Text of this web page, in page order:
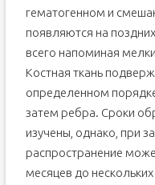
гематогенном и
появляются на
всего напоминая
Костная ткань
определенном
затем ребра. Сроки
изучены, однако, при
распространение
месяцев до